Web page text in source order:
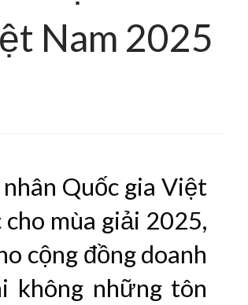
Nam 2025
Quốc gia Việt
mùa giải 2025,
cộng đồng doanh
không những tôn